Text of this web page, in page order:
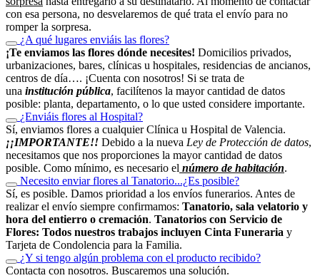
con esa persona, no desvelaremos de qué trata el envío para no
romper la sorpresa.
¿A qué lugares enviáis las flores?
¡Te enviamos las flores dónde necesites! Domicilios privados,
urbanizaciones, bares, clínicas u hospitales, residencias de ancianos,
centros de día…. ¡Cuenta con nosotros! Si se trata de
una institución pública, facilítenos la mayor cantidad de datos
posible: planta, departamento, o lo que usted considere importante.
¿Enviáis flores al Hospital?
Sí, enviamos flores a cualquier Clínica u Hospital de Valencia.
¡¡IMPORTANTE!! Debido a la nueva Ley de Protección de datos,
necesitamos que nos proporciones la mayor cantidad de datos
posible. Como mínimo, es necesario el número de habitación.
Necesito enviar flores al Tanatorio...¿Es posible?
Sí, es posible. Damos prioridad a los envíos funerarios. Antes de
realizar el envío siempre confirmamos: Tanatorio, sala velatorio y
hora del entierro o cremación. Tanatorios con Servicio de
Flores: Todos nuestros trabajos incluyen Cinta Funeraria y
Tarjeta de Condolencia para la Familia.
¿Y si tengo algún problema con el producto recibido?
Contacta con nosotros. Buscaremos una solución.